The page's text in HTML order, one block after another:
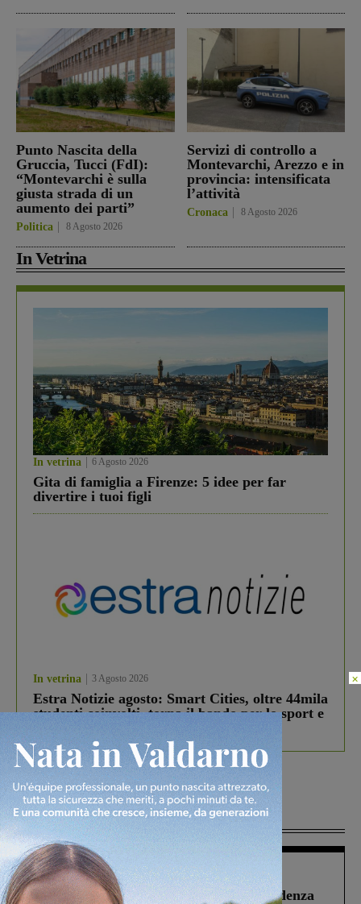
Punto Nascita della
Gruccia, Tucci (FdI):
“Montevarchi è sulla
giusta strada di un
aumento dei parti”
Politica 8 Agosto 2026
Servizi di controllo a
Montevarchi, Arezzo e in
provincia: intensificata
l’attività
Cronaca 8 Agosto 2026
In Vetrina
In vetrina 6 Agosto 2026
Gita di famiglia a Firenze: 5 idee per far
divertire i tuoi figli
In vetrina 3 Agosto 2026
Estra Notizie agosto: Smart Cities, oltre 44mila
studenti coinvolti, torna il bando per lo sport e
Più lette
Figline Incisa Valdarno 1 Agosto 2026
Piscina di Figline finanziata oltre la scadenza
×